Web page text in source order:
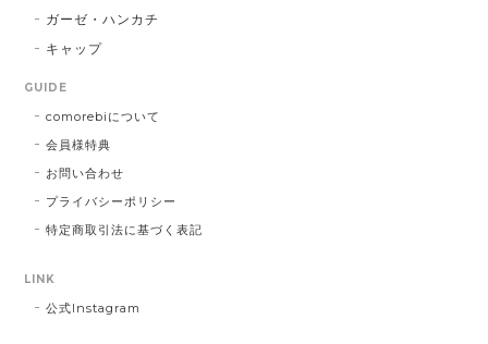
ガーゼ・ハンカチ
キャップ
GUIDE
comorebiについて
会員様特典
お問い合わせ
プライバシーポリシー
特定商取引法に基づく表記
LINK
公式Instagram